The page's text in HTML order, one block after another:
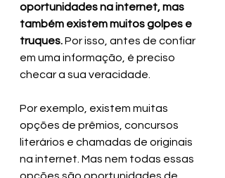
oportunidades na internet, mas
também existem muitos golpes e
truques. Por isso, antes de confiar
em uma informação, é preciso
checar a sua veracidade.
Por exemplo, existem muitas
opções de prêmios, concursos
literários e chamadas de originais
na internet. Mas nem todas essas